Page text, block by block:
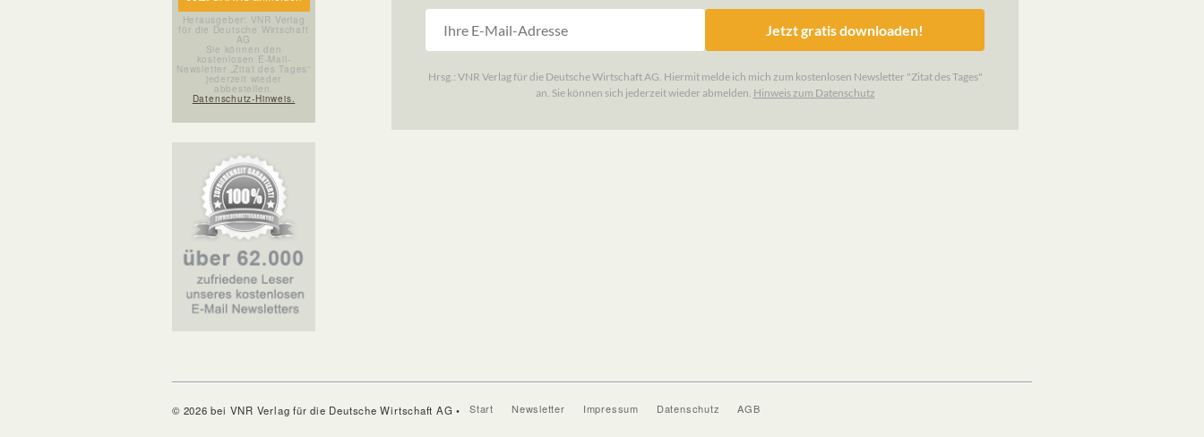
Herausgeber: VNR Verlag
für die Deutsche Wirtschaft
AG
Sie können den
kostenlosen E-Mail-
Newsletter „Zitat des Tages“
jederzeit wieder
abbestellen.
Datenschutz-Hinweis.
© 2026 bei VNR Verlag für die Deutsche Wirtschaft AG • Start Newsletter Impressum Datenschutz AGB